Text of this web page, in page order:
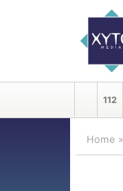
112
Home